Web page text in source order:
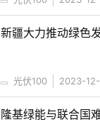
新疆大力推动绿色
光伏100 2023-
隆基绿能与联合国